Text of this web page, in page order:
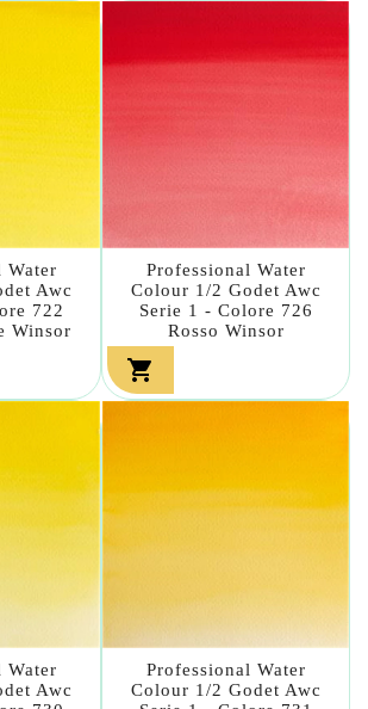
Water
Awc
722
Winsor
Professional Water
Colour 1/2 Godet Awc
Serie 1 - Colore 726
Rosso Winsor

Water
Awc
Professional Water
Colour 1/2 Godet Awc